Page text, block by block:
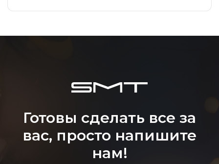
Готовы сделать все за
вас, просто напишите
нам!